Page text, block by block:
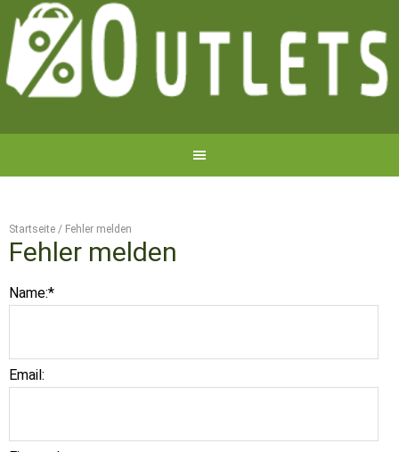
Startseite / Fehler melden
Fehler melden
Name:*
Email: